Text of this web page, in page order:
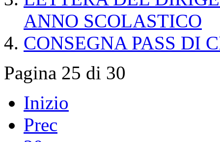
ANNO SCOLASTICO
CONSEGNA PASS DI
Pagina 25 di 30
Inizio
Prec